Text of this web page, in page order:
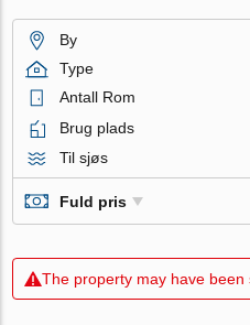
By
Type
Antall Rom
Brug plads
Til sjøs
Fuld pris
The property may have